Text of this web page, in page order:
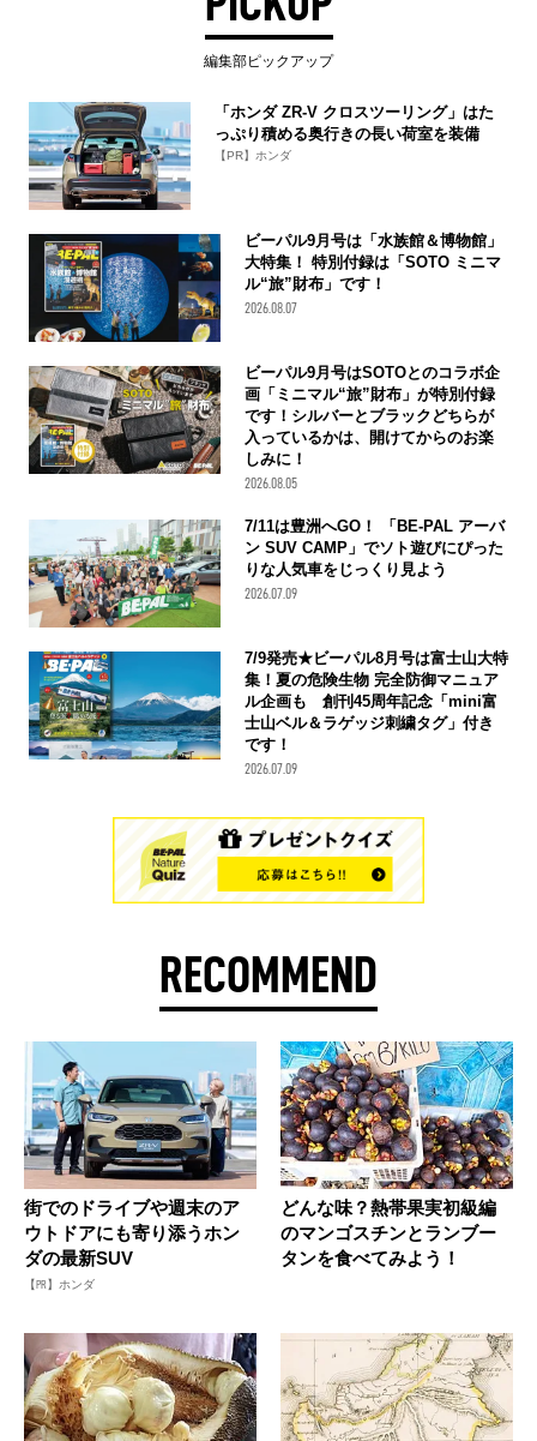
編集部ピックアップ
「ホンダ ZR-V クロスツーリング」はた
っぷり積める奥行きの長い荷室を装備
【PR】ホンダ
ビーパル9月号は「水族館＆博物館」
大特集！ 特別付録は「SOTO ミニマ
ル“旅”財布」です！
2026.08.07
ビーパル9月号はSOTOとのコラボ企
画「ミニマル“旅”財布」が特別付録
です！シルバーとブラックどちらが
入っているかは、開けてからのお楽
しみに！
2026.08.05
7/11は豊洲へGO！ 「BE-PAL アーバ
ン SUV CAMP」でソト遊びにぴった
りな人気車をじっくり見よう
2026.07.09
7/9発売★ビーパル8月号は富士山大特
集！夏の危険生物 完全防御マニュア
ル企画も 創刊45周年記念「mini富
士山ベル＆ラゲッジ刺繍タグ」付き
です！
2026.07.09
RECOMMEND
街でのドライブや週末のア
ウトドアにも寄り添うホン
ダの最新SUV
【PR】ホンダ
どんな味？熱帯果実初級編
のマンゴスチンとランブー
タンを食べてみよう！